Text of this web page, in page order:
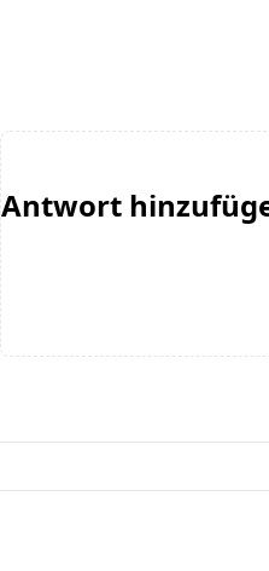
Antwort